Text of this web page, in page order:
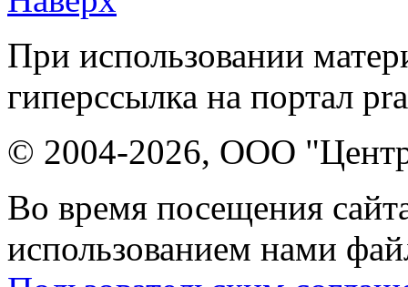
При использовании
гиперссылка на портал
© 2004-2026, ООО "Центр
Во время посещения
использованием нами